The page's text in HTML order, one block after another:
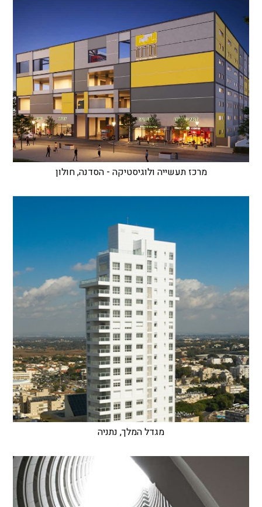
מרכז תעשייה ולוגיסטיקה - הסדנה, חולון
מגדל המלך, נתניה